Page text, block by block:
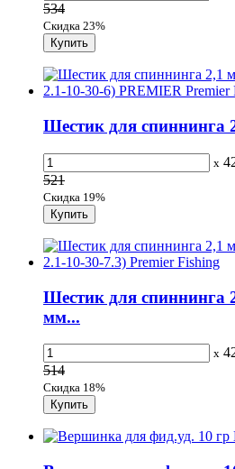
534
Скидка 23%
Шестик для спиннинга
x
521
Скидка 19%
Шестик для спиннинга
мм...
x
514
Скидка 18%